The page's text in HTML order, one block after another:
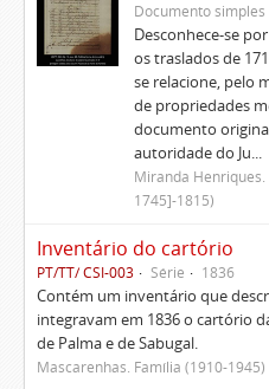
Documento simples
Desconhece-se
os traslados de
se relacione, pelo
de propriedades
documento
autoridade do Ju...
Miranda Henriques.
1745]-1815)
Inventário do cartório
PT/TT/ CSI-003 Série 1836
Contém um inventário que
integravam em 1836 o cartório
de Palma e de Sabugal.
Mascarenhas. Família (1910-1945)